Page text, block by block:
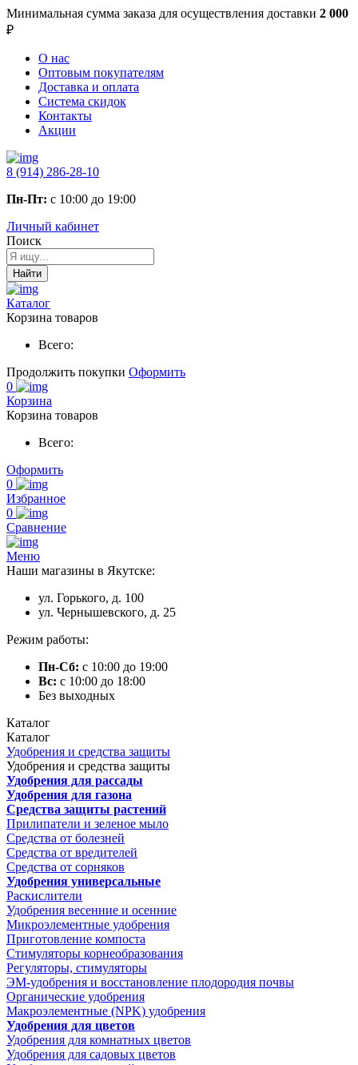
Минимальная сумма заказа для осуществления доставки 2 000
₽
О нас
Оптовым покупателям
Доставка и оплата
Система скидок
Контакты
Акции
8 (914) 286-28-10
Пн-Пт: с 10:00 до 19:00
Личный кабинет
Поиск
Найти
Каталог
Корзина товаров
Всего:
Продолжить покупки Оформить
0
Корзина
Корзина товаров
Всего:
Оформить
0
Избранное
0
Сравнение
Меню
Наши магазины в Якутске:
ул. Горького, д. 100
ул. Чернышевского, д. 25
Режим работы:
Пн-Сб: с 10:00 до 19:00
Вс: с 10:00 до 18:00
Без выходных
Каталог
Каталог
Удобрения и средства защиты
Удобрения и средства защиты
Удобрения для рассады
Удобрения для газона
Средства защиты растений
Прилипатели и зеленое мыло
Средства от болезней
Средства от вредителей
Средства от сорняков
Удобрения универсальные
Раскислители
Удобрения весенние и осенние
Микроэлементные удобрения
Приготовление компоста
Стимуляторы корнеобразования
Регуляторы, стимуляторы
ЭМ-удобрения и восстановление плодородия почвы
Органические удобрения
Макроэлементные (NPK) удобрения
Удобрения для цветов
Удобрения для комнатных цветов
Удобрения для садовых цветов